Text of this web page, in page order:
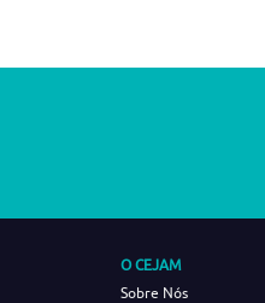
O CEJAM
Sobre Nós